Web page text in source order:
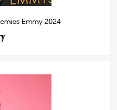
Emmy 2024